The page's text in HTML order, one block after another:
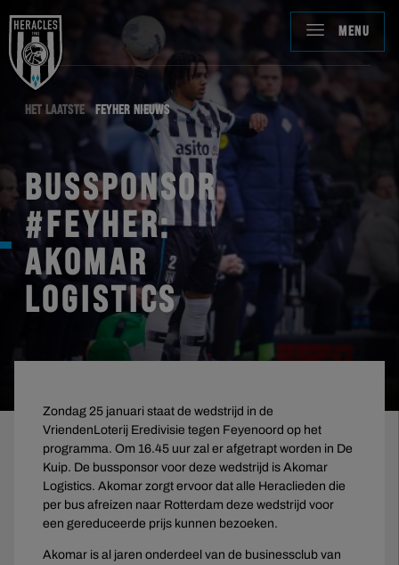
MENU
HET LAATSTE FEYHER NIEUWS
BUSSPONSOR
#FEYHER:
AKOMAR
LOGISTICS
Zondag 25 januari staat de wedstrijd in de
VriendenLoterij Eredivisie tegen Feyenoord op het
programma. Om 16.45 uur zal er afgetrapt worden in De
Kuip. De bussponsor voor deze wedstrijd is Akomar
Logistics. Akomar zorgt ervoor dat alle Heraclieden die
per bus afreizen naar Rotterdam deze wedstrijd voor
een gereduceerde prijs kunnen bezoeken.
Akomar is al jaren onderdeel van de businessclub van